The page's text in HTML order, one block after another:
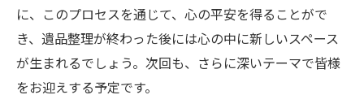
に、このプロセスを通じて、心の平安を得ることがで
き、遺品整理が終わった後には心の中に新しいスペース
が生まれるでしょう。次回も、さらに深いテーマで皆様
をお迎えする予定です。